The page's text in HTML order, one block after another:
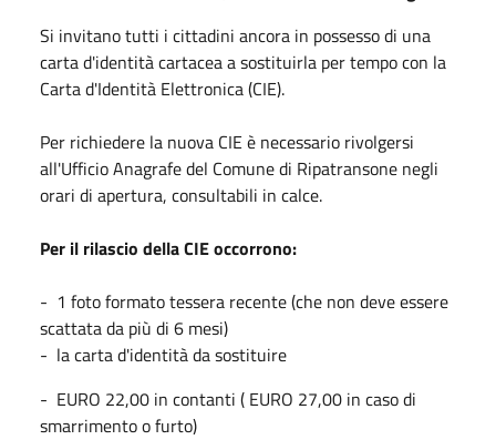
Si invitano tutti i cittadini ancora in possesso di una
carta d'identità cartacea a sostituirla per tempo con la
Carta d'Identità Elettronica (CIE).
Per richiedere la nuova CIE è necessario rivolgersi
all'Ufficio Anagrafe del Comune di Ripatransone negli
orari di apertura, consultabili in calce.
Per il rilascio della CIE occorrono:
- 1 foto formato tessera recente (che non deve essere
scattata da più di 6 mesi)
- la carta d'identità da sostituire
- EURO 22,00 in contanti ( EURO 27,00 in caso di
smarrimento o furto)